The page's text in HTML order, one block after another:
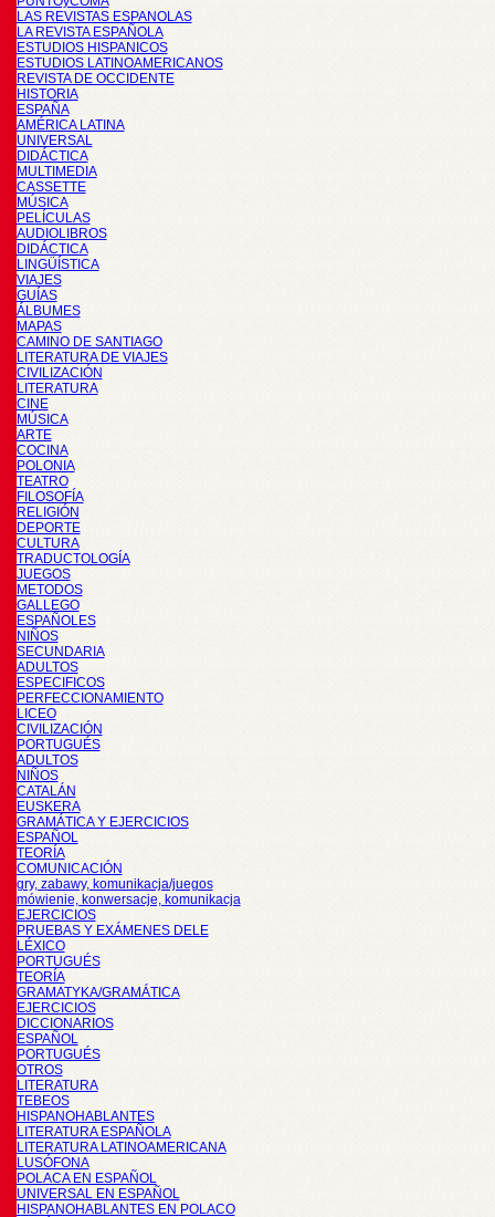
LAS REVISTAS ESPANOLAS
LA REVISTA ESPAÑOLA
ESTUDIOS HISPANICOS
ESTUDIOS LATINOAMERICANOS
REVISTA DE OCCIDENTE
HISTORIA
ESPAÑA
AMÉRICA LATINA
UNIVERSAL
DIDÁCTICA
MULTIMEDIA
CASSETTE
MÚSICA
PELÍCULAS
AUDIOLIBROS
DIDÁCTICA
LINGÜÍSTICA
VIAJES
GUÍAS
ÁLBUMES
MAPAS
CAMINO DE SANTIAGO
LITERATURA DE VIAJES
CIVILIZACIÓN
LITERATURA
CINE
MÚSICA
ARTE
COCINA
POLONIA
TEATRO
FILOSOFÍA
RELIGIÓN
DEPORTE
CULTURA
TRADUCTOLOGÍA
JUEGOS
METODOS
GALLEGO
ESPAÑOLES
NIÑOS
SECUNDARIA
ADULTOS
ESPECIFICOS
PERFECCIONAMIENTO
LICEO
CIVILIZACIÓN
PORTUGUÉS
ADULTOS
NIÑOS
CATALÁN
EUSKERA
GRAMÁTICA Y EJERCICIOS
ESPAÑOL
TEORÍA
COMUNICACIÓN
gry, zabawy, komunikacja/juegos
mówienie, konwersacje, komunikacja
EJERCICIOS
PRUEBAS Y EXÁMENES DELE
LÉXICO
PORTUGUÉS
TEORÍA
GRAMATYKA/GRAMÁTICA
EJERCICIOS
DICCIONARIOS
ESPAÑOL
PORTUGUÉS
OTROS
LITERATURA
TEBEOS
HISPANOHABLANTES
LITERATURA ESPAÑOLA
LITERATURA LATINOAMERICANA
LUSÓFONA
POLACA EN ESPAÑOL
UNIVERSAL EN ESPAÑOL
HISPANOHABLANTES EN POLACO